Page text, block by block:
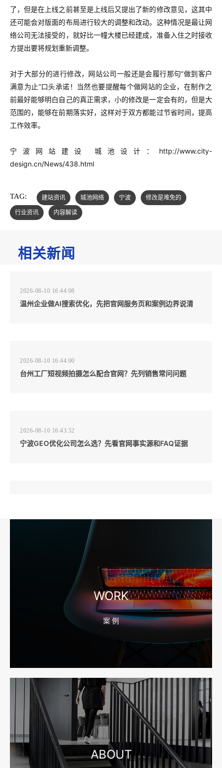
了，但是在上线之前甚至是上线后又提出了新的修改意见，这其中
还可能会对版面的布局进行较大的调整和改动。 这种情况是最让网
络公司无法接受的，就好比一幢大楼已经建成，准备入住之时接收
方提出要将规划重新调整。
对于大部分的进行修改，网站公司一般还是会履行那句“做到客户
满意为止”口头承诺！当然也要提醒每个做网站的企业，在制作之
前最好能够明白自己的真正需求，小的修改是一定会有的，但是大
范围的，能够在前期落实好，这样对于双方都能过节省时间，提高
工作效率。
宁波网站建设 城池设计： http://www.city-
design.cn/News/438.html
TAG: 建站资讯 城池网络 宁波
修改是难免的
行业资讯
内容解读
相关新闻
2026-08-10 16:44:08
温州企业做AI搜索优化，先把官网服务页和案例边界说清
2026-08-10 16:44:00
台州工厂短视频拍摄怎么配合官网？先列销售常问问题
2026-08-10 16:43:52
宁波GEO优化公司怎么选？先看官网事实源和FAQ证据
宁波外贸网站建设怎么做？产品目录和询盘字段先定
宁波企业官网改版怎么做？先排老站URL和收录保留
2026-08-10 16:43:21
宁波网站建设公司怎么选？先看合同、后台和询盘路径
WORK
案 例
ABOUT